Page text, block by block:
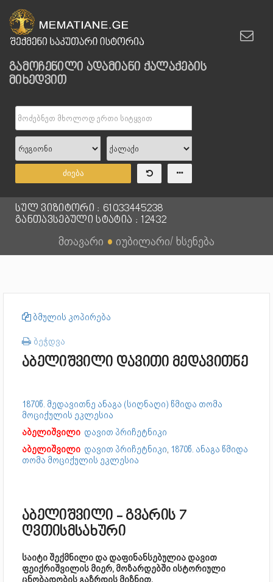
გამოჩენილი ადამიანი ქალაქების
მიხედვით
ძიება
სულ ვიზიტორი : 61033445238
განთავსებული სტატია : 12432
მთავარი ● იუბილარი/ ხსენება
ბმულის კოპირება
ბეჭდვა
აბელიშვილი დავითი მედავითნე
1870წ. მედავითნე ანაგა (სიღნაღი) წმიდა თომა
მოციქულის ეკლესია
აბელიშვილი დავით პრიჩეტნიკი
აბელიშვილი დავით პრიჩეტნიკი, 1870წ. ანაგა წმიდა
თომა მოციქულის ეკლესია
აბელიშვილი - გვარის 7
ღვთისმსახური
საიტი შექმნილი და დაფინანსებულია დავით
ფეიქრიშვილის მიერ, მოზარდებში ისტორიული
ცნობადობის გაზრდის მიზნით.